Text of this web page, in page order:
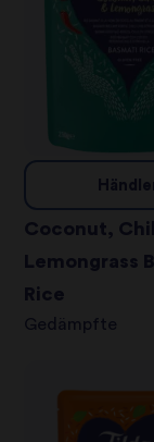
Coconut,
Lemongrass
Rice
Gedämpfte